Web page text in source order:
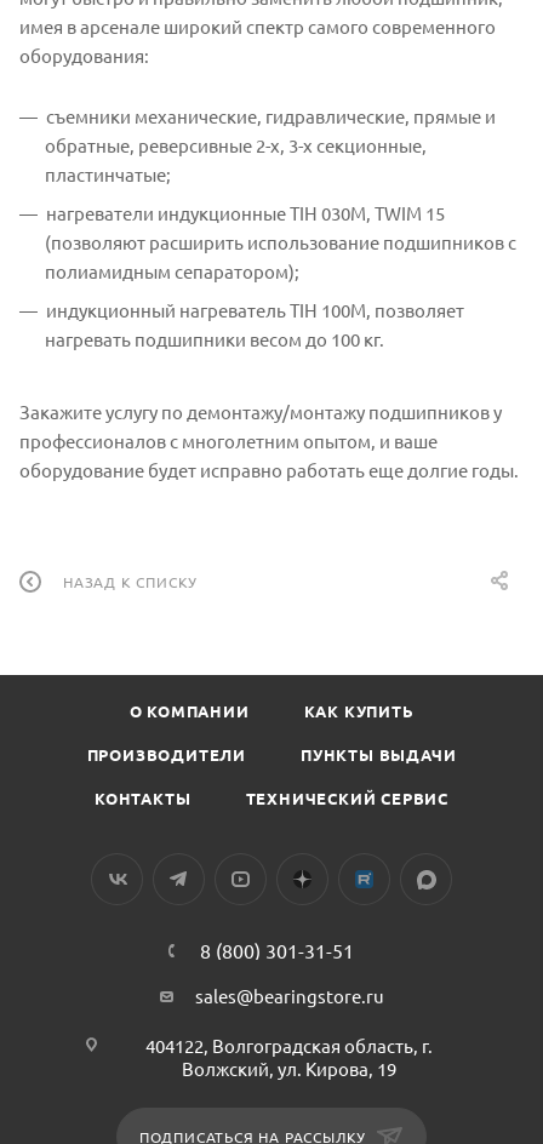
имея в арсенале широкий спектр самого современного
оборудования:
съемники механические, гидравлические, прямые и
обратные, реверсивные 2-х, 3-х секционные,
пластинчатые;
нагреватели индукционные TIH 030M, TWIM 15
(позволяют расширить использование подшипников с
полиамидным сепаратором);
индукционный нагреватель TIH 100M, позволяет
нагревать подшипники весом до 100 кг.
Закажите услугу по демонтажу/монтажу подшипников у
профессионалов с многолетним опытом, и ваше
оборудование будет исправно работать еще долгие годы.
НАЗАД К СПИСКУ
О КОМПАНИИ КАК КУПИТЬ
ПРОИЗВОДИТЕЛИ ПУНКТЫ ВЫДАЧИ
КОНТАКТЫ ТЕХНИЧЕСКИЙ СЕРВИС
8 (800) 301-31-51
sales@bearingstore.ru
404122, Волгоградская область, г.
Волжский, ул. Кирова, 19
ПОДПИСАТЬСЯ НА РАССЫЛКУ